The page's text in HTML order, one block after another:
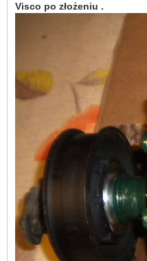
Visco po złożeniu .